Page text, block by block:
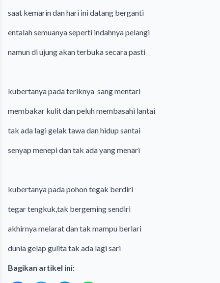
saat kemarin dan hari ini datang berganti
entalah semuanya seperti indahnya pelangi
namun di ujung akan terbuka secara pasti
kubertanya pada teriknya sang mentari
membakar kulit dan peluh membasahi lantai
tak ada lagi gelak tawa dan hidup santai
senyap menepi dan tak ada yang menari
kubertanya pada pohon tegak berdiri
tegar tengkuk,tak bergeming sendiri
akhirnya melarat dan tak mampu berlari
dunia gelap gulita tak ada lagi sari
Bagikan artikel ini: